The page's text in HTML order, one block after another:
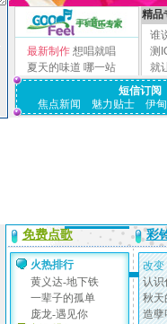
最新制作 想唱就唱
夏天的味道 哪一站
精品
谁
测
就
短信订阅
焦点新闻
魅力贴士 伊